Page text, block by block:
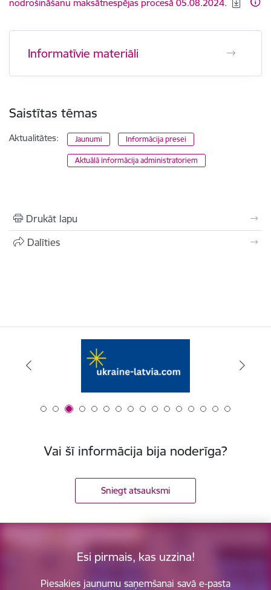
nodrošināšanu maksātnespējas procesā 05.08.2024.
Informatīvie materiāli
Saistītas tēmas
Aktualitātes: Jaunumi Informācija presei
Aktuālā informācija administratoriem
Drukāt lapu
Dalīties
Vai šī informācija bija noderīga?
Sniegt atsauksmi
Esi pirmais, kas uzzina!
Piesakies jaunumu saņemšanai savā e-pasta